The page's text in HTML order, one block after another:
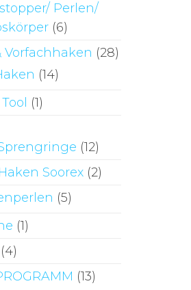
Perlen/
(6)
Vorfachhaken (28)
(14)
(1)
(12)
Soorex (2)
(5)
(1)
(4)
(13)